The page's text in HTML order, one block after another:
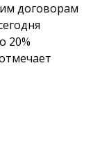
договорам
20%